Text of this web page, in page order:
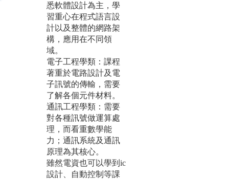
悉軟體設計為主，學
習重心在程式語言設
計以及整體的網路架
構，應用在不同領
域。
電子工程學類：課程
著重於電路設計及電
子訊號的傳輸，需要
了解各個元件材料。
通訊工程學類：需要
對各種訊號做運算處
理，而看重數學能
力；通訊系統及通訊
原理為其核心。
雖然電資也可以學到ic
設計、自動控制等課